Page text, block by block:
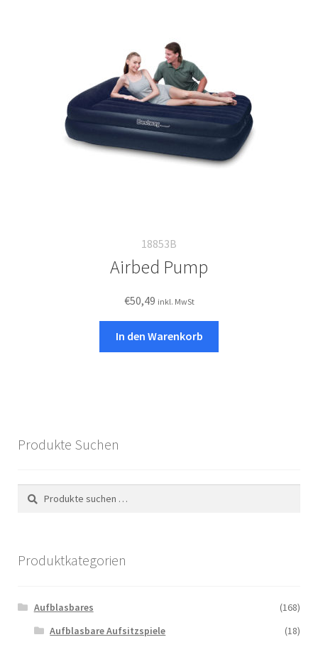
der
Produktseite
gewählt
werden
18853B
Airbed Pump
€50,49 inkl. MwSt
In den Warenkorb
Produkte Suchen
Suchen
nach:
Suchen
Produktkategorien
Aufblasbares
(168)
Aufblasbare Aufsitzspiele
(18)